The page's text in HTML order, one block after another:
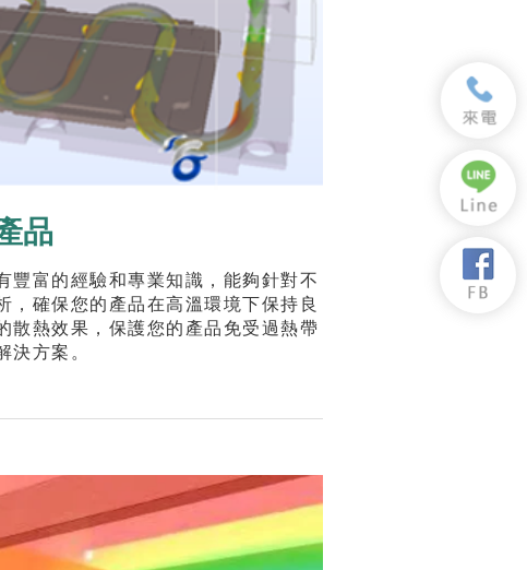
品
豐富的經驗和專業知識，能夠針對不
，確保您的產品在高溫環境下保持良
散熱效果，保護您的產品免受過熱帶
決方案。